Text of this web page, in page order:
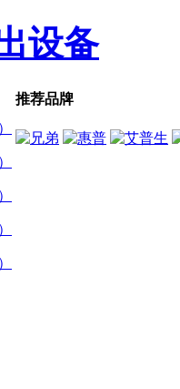
设备
推荐品牌